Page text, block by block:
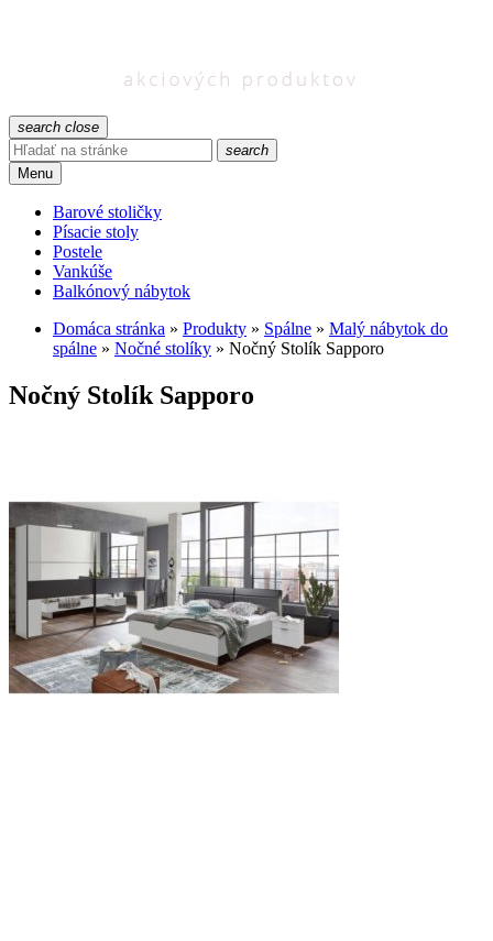
search close
search
Menu
Barové stoličky
Písacie stoly
Postele
Vankúše
Balkónový nábytok
Domáca stránka » Produkty » Spálne » Malý nábytok do
spálne » Nočné stolíky » Nočný Stolík Sapporo
Nočný Stolík Sapporo